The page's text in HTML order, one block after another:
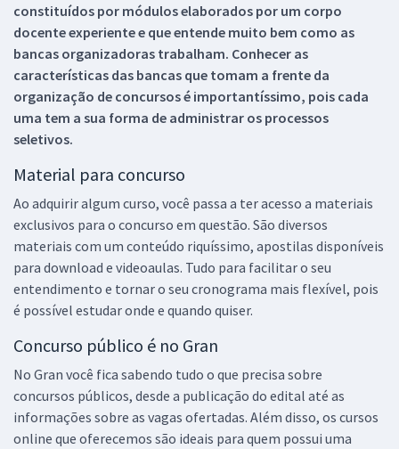
constituídos por módulos elaborados por um corpo
docente experiente e que entende muito bem como as
bancas organizadoras trabalham. Conhecer as
características das bancas que tomam a frente da
organização de concursos é importantíssimo, pois cada
uma tem a sua forma de administrar os processos
seletivos.
Material para concurso
Ao adquirir algum curso, você passa a ter acesso a materiais
exclusivos para o concurso em questão. São diversos
materiais com um conteúdo riquíssimo, apostilas disponíveis
para download e videoaulas. Tudo para facilitar o seu
entendimento e tornar o seu cronograma mais flexível, pois
é possível estudar onde e quando quiser.
Concurso público é no Gran
No Gran você fica sabendo tudo o que precisa sobre
concursos públicos, desde a publicação do edital até as
informações sobre as vagas ofertadas. Além disso, os cursos
online que oferecemos são ideais para quem possui uma